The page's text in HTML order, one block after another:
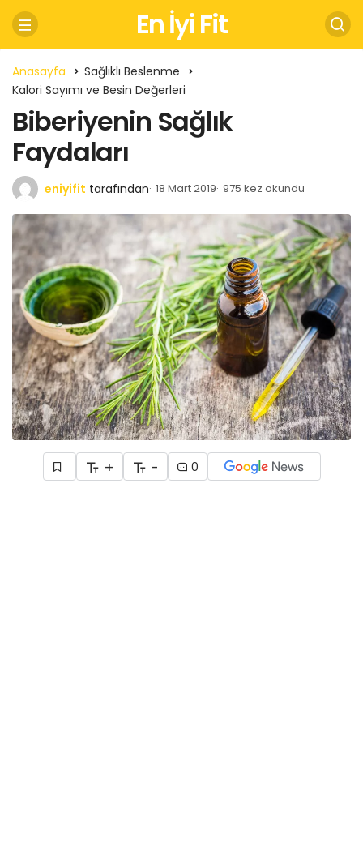
En İyi Fit
Anasayfa
Sağlıklı Beslenme
Kalori Sayımı ve Besin Değerleri
Biberiyenin Sağlık
Faydaları
eniyifit tarafından 18 Mart 2019 975 kez okundu
+ - 0